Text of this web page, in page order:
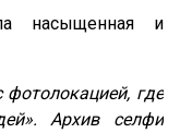
насыщенная и
где
Архив селфи